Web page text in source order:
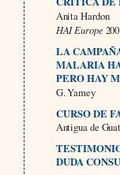
Anita Hardon
HAI Europe
LA
MALARIA
PERO HAY
G.Yamey
CURSO DE
Antigua de
DUDA